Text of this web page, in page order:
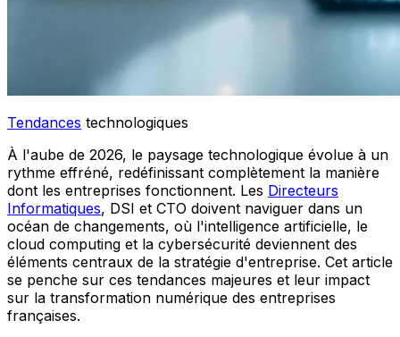
Tendances technologiques
À l'aube de 2026, le paysage technologique évolue à un
rythme effréné, redéfinissant complètement la manière
dont les entreprises fonctionnent. Les Directeurs
Informatiques, DSI et CTO doivent naviguer dans un
océan de changements, où l'intelligence artificielle, le
cloud computing et la cybersécurité deviennent des
éléments centraux de la stratégie d'entreprise. Cet article
se penche sur ces tendances majeures et leur impact
sur la transformation numérique des entreprises
françaises.